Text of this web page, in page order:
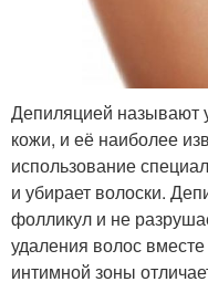
Депиляцией называют
кожи, и её наиболее
использование
и убирает волоски.
фолликул и не
удаления волос
интимной зоны